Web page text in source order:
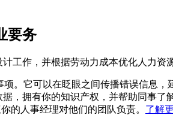
要务
工作，并根据劳动力成本优化人力资
。它可以在眨眼之间传播错误信息
，拥有你的知识产权，并帮助同事
的人事经理对他们的团队负责。 了解